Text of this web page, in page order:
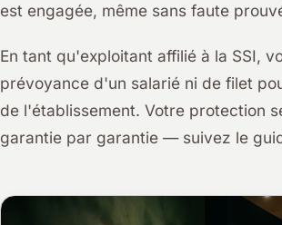
est engagée, même sans faute
En tant qu'exploitant affilié à la SSI,
prévoyance d'un salarié ni de filet
de l'établissement. Votre protection
garantie par garantie — suivez le